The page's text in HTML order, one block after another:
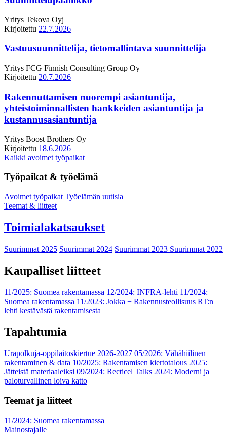
Yritys Tekova Oyj
Kirjoitettu 22.7.2026
Vastuusuunnittelija, tietomallintava suunnittelija
Yritys FCG Finnish Consulting Group Oy
Kirjoitettu 20.7.2026
Rakennuttamisen nuorempi asiantuntija,
yhteistoiminnallisten hankkeiden asiantuntija ja
kustannusasiantuntija
Yritys Boost Brothers Oy
Kirjoitettu 18.6.2026
Kaikki avoimet työpaikat
Työpaikat & työelämä
Avoimet työpaikat Työelämän uutisia
Teemat & liitteet
Toimialakatsaukset
Suurimmat 2025 Suurimmat 2024 Suurimmat 2023 Suurimmat 2022
Kaupalliset liitteet
11/2025: Suomea rakentamassa 12/2024: INFRA-lehti 11/2024:
Suomea rakentamassa 11/2023: Jokka − Rakennusteollisuus RT:n
lehti kestävästä rakentamisesta
Tapahtumia
Urapolkuja-oppilaitoskiertue 2026-2027 05/2026: Vähähiilinen
rakentaminen & data 10/2025: Rakentamisen kiertotalous 2025:
Jätteistä materiaaleiksi 09/2024: Recticel Talks 2024: Moderni ja
paloturvallinen loiva katto
Teemat ja liitteet
11/2024: Suomea rakentamassa
Mainostajalle